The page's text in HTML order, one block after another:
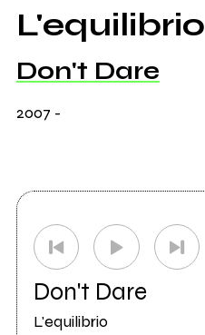
L'equilibrio
Don't Dare
2007 -
Don't Dare
L'equilibrio